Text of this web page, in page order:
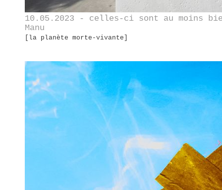
10.05.2023 - celles-ci sont au moins
Manu
[la planète morte-vivante]